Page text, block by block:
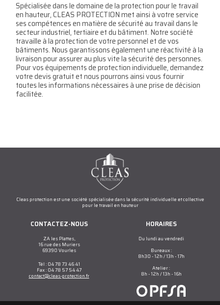
Spécialisée dans le domaine de la protection pour le travail
en hauteur, CLEAS PROTECTION met ainsi à votre service
ses compétences en matière de sécurité au travail dans le
secteur industriel, tertiaire et du bâtiment. Notre société
travaille à la protection de votre personnel et de vos
bâtiments. Nous garantissons également une réactivité à la
livraison pour assurer au plus vite la sécurité des personnes.
Pour vos équipements de protection individuelle, demandez
votre devis gratuit et nous pourrons ainsi vous fournir
toutes les informations nécessaires à une prise de décision
facilitée.
Cleas protection est une société spécialisée dans la sécurité individuelle et collective
pour le travail en hauteur
CONTACTEZ-NOUS
ZA les Plattes,
16 rue des Muriers
69390 Vourles
Tél : 04 78 73 46 41
Fax : 04 78 57 54 47
contact@cleas-protection.fr
HORAIRES
Du lundi au vendredi
Bureaux :
8h30 - 12h / 13h - 17h
Atelier :
8h - 12h / 13h - 16h